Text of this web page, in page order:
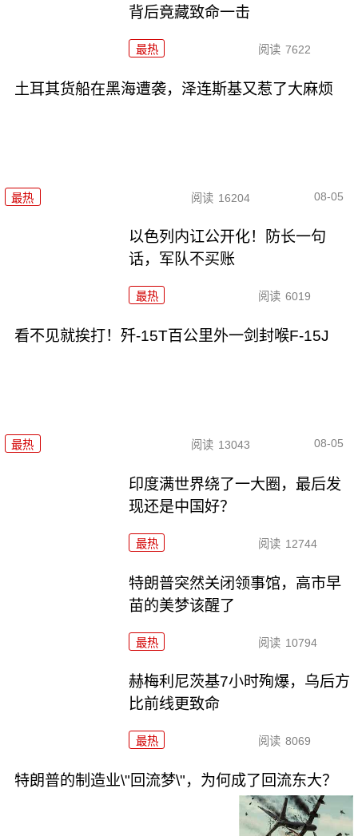
背后竟藏致命一击
最热 阅读 7622
土耳其货船在黑海遭袭，泽连斯基又惹了大麻烦
最热 阅读 16204 08-05
以色列内讧公开化！防长一句
话，军队不买账
最热 阅读 6019
看不见就挨打！歼-15T百公里外一剑封喉F-15J
最热 阅读 13043 08-05
印度满世界绕了一大圈，最后发
现还是中国好？
最热 阅读 12744
特朗普突然关闭领事馆，高市早
苗的美梦该醒了
最热 阅读 10794
赫梅利尼茨基7小时殉爆，乌后方
比前线更致命
最热 阅读 8069
特朗普的制造业\"回流梦\"，为何成了回流东大？